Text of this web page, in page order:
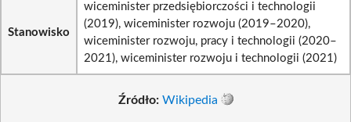
Stanowisko
wiceminister przedsiębiorczości i technologii
(2019), wiceminister rozwoju (2019–2020),
wiceminister rozwoju, pracy i technologii (2020–
2021), wiceminister rozwoju i technologii (2021)
Źródło: Wikipedia